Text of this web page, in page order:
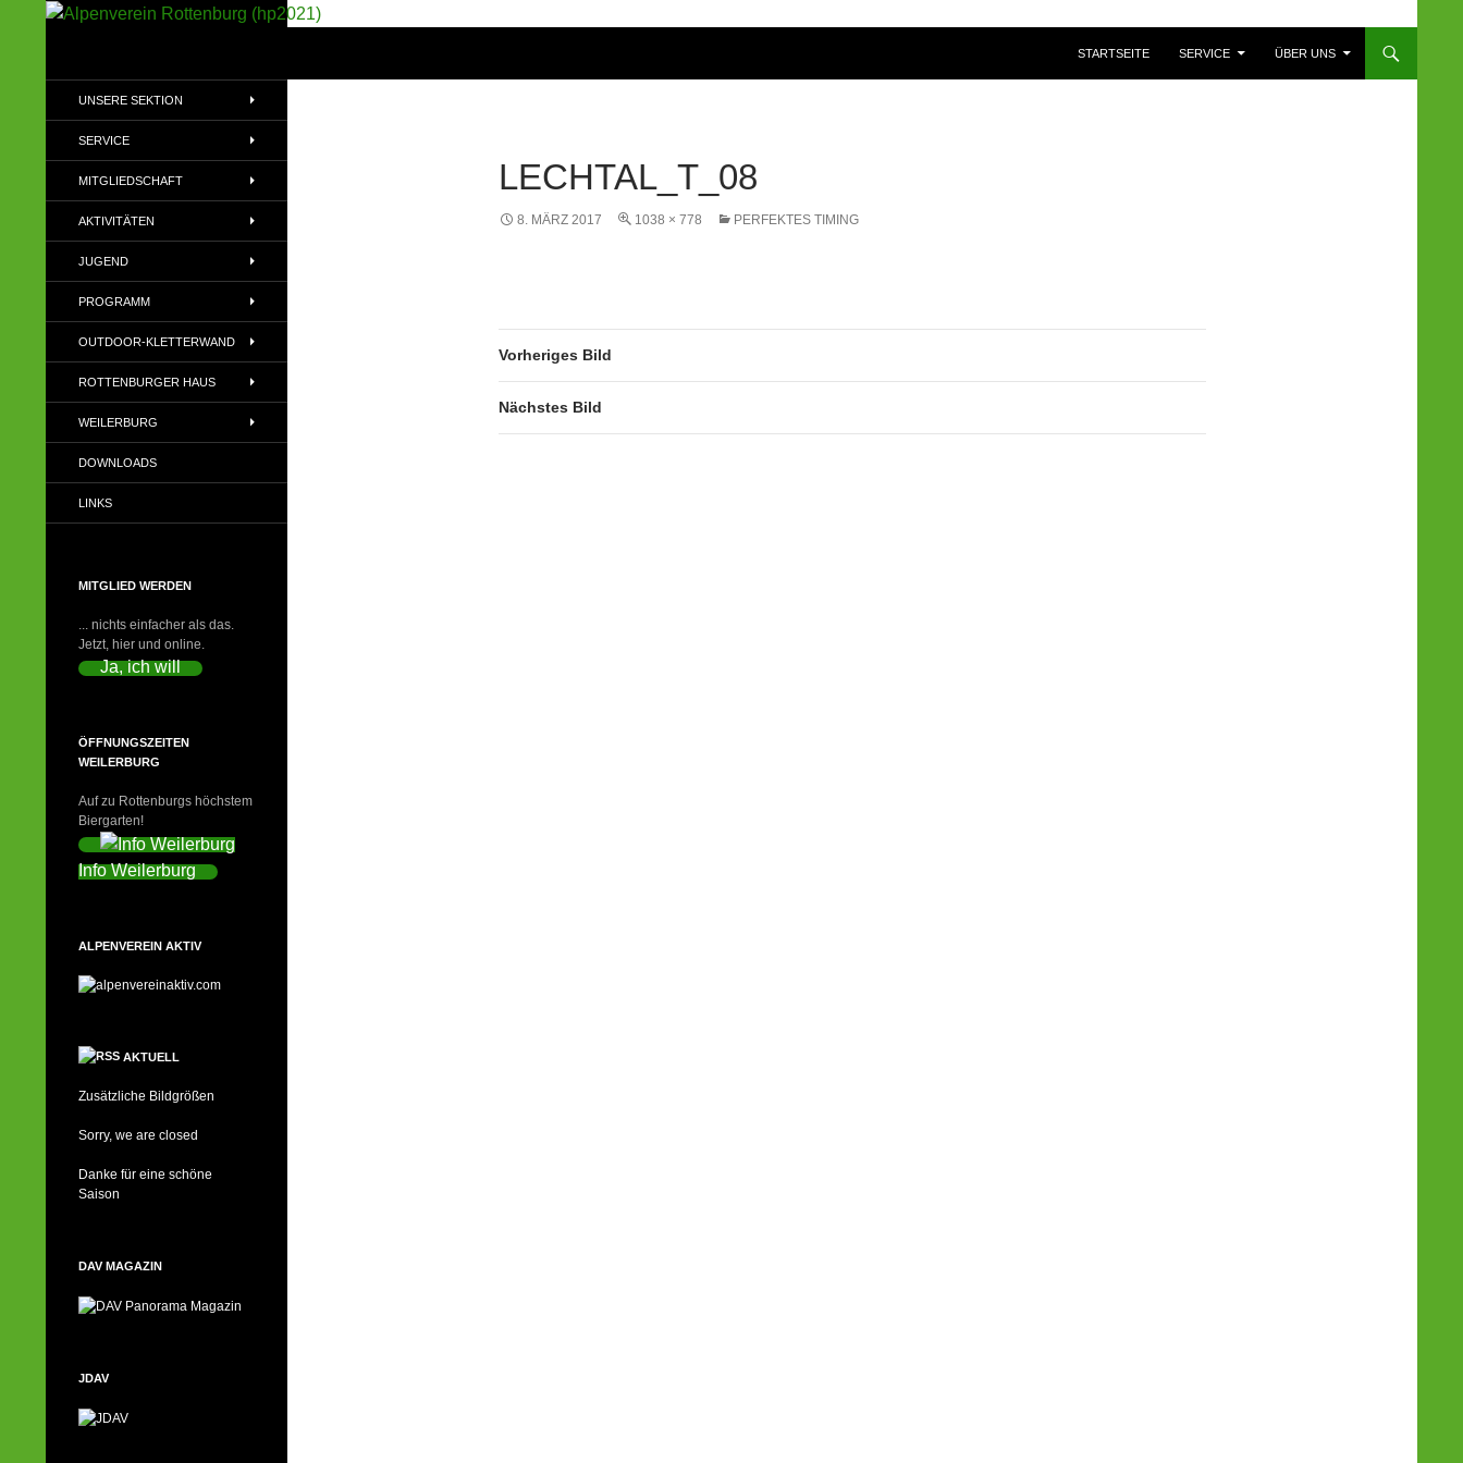
STARTSEITE
SERVICE ÜBER UNS
LECHTAL_T_08
8. MÄRZ 2017 1038 × 778 PERFEKTES TIMING
Vorheriges Bild
Nächstes Bild
(DAV)
UNSERE SEKTION
SERVICE
MITGLIEDSCHAFT
AKTIVITÄTEN
JUGEND
PROGRAMM
OUTDOOR-KLETTERWAND
ROTTENBURGER HAUS
WEILERBURG
DOWNLOADS
LINKS
MITGLIED WERDEN
... nichts einfacher als das.
Jetzt, hier und online.
Ja, ich will
ÖFFNUNGSZEITEN
WEILERBURG
Auf zu Rottenburgs höchstem
Biergarten!
Info Weilerburg
ALPENVEREIN AKTIV
AKTUELL
Zusätzliche Bildgrößen
Sorry, we are closed
Danke für eine schöne
Saison
DAV MAGAZIN
JDAV